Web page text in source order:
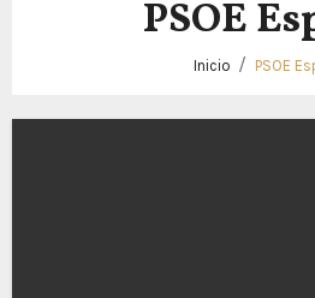
PSOE
Inicio PSOE